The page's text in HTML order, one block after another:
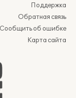
Поддержка
Обратная связь
Сообщить об ошибке
Карта сайта